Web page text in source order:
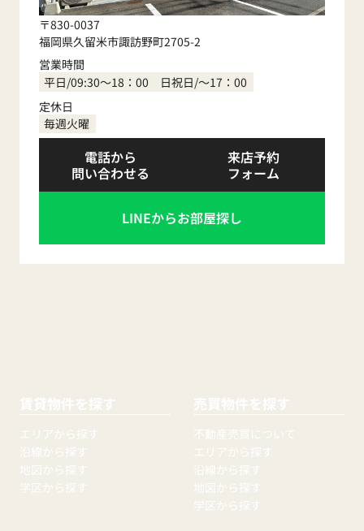
〒830-0037
福岡県久留米市諏訪野町2705-2
営業時間
平日/09:30～18：00 日祝日/～17：00
定休日
毎週火曜
電話から
問い合わせる
来店予約
フォーム
LINEからお部屋探し
賃貸物件を探す
エリアから探す
沿線から探す
地図から探す
学区から探す
売買物件を探す
不動産売買について
エリアから探す
沿線から探す
地図から探す
学区から探す